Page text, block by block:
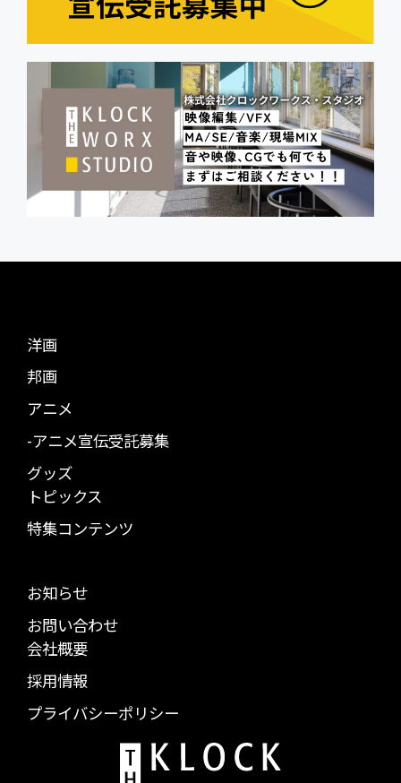
洋画
邦画
アニメ
-アニメ宣伝受託募集
グッズ
トピックス
特集コンテンツ
お知らせ
お問い合わせ
会社概要
採用情報
プライバシーポリシー